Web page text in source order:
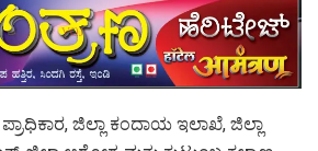
ಜಿಲ್ಲಾ ಕಂದಾಯ ಇಲಾಖೆ, ಜಿಲ್ಲಾ